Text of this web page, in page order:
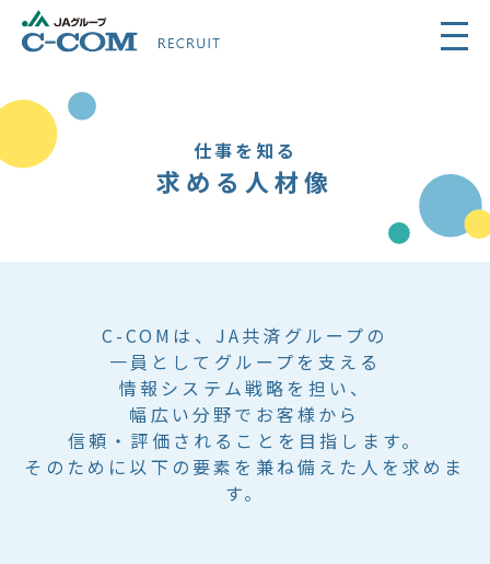
仕事を知る
求める人材像
C-COMは、JA共済グループの
一員としてグループを支える
情報システム戦略を担い、
幅広い分野でお客様から
信頼・評価されることを目指します。
そのために以下の要素を兼ね備えた人を求めま
す。